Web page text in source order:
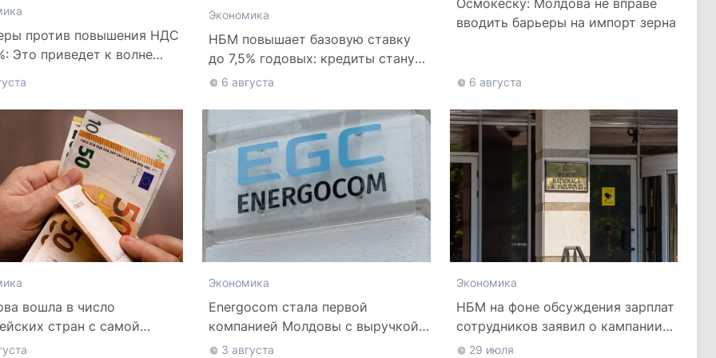
против повышения НДС
Это приведет к волне
Экономика
НБМ повышает базовую ставку
до 7,5% годовых: кредиты станут
дороже
6 августа
вводить барьеры на импорт зерна
6 августа
вошла в число
стран с самой
минимальной зарплатой
Экономика
Energocom стала первой
компанией Молдовы с выручкой
свыше миллиарда евро
3 августа
Экономика
НБМ на фоне обсуждения зарплат
сотрудников заявил о кампании
по дискредитации учреждения
29 июля